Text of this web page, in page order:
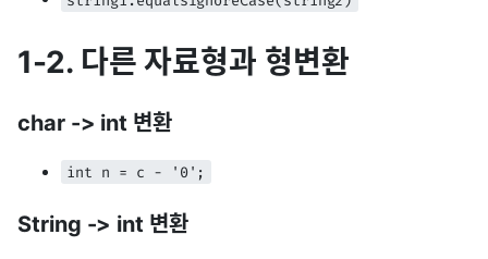
1-2. 다른 자료형과 형변환
char -> int 변환
int n = c - '0';
String -> int 변환